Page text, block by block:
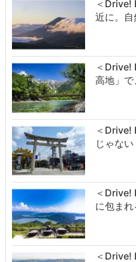
＜Drive!
近に。
＜Drive!
高地」
＜Drive!
じゃな
＜Drive!
に包ま
＜Drive!